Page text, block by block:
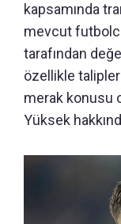
kapsamında
mevcut
tarafından
özellikle
merak konusu
Yüksek